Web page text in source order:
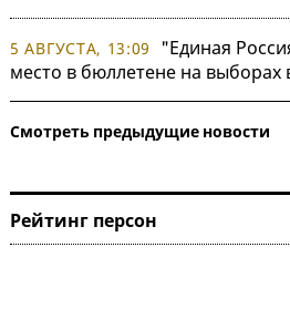
5 АВГУСТА, 13:09
"Единая
место в бюллетене на выборах
Смотреть
Рейтинг